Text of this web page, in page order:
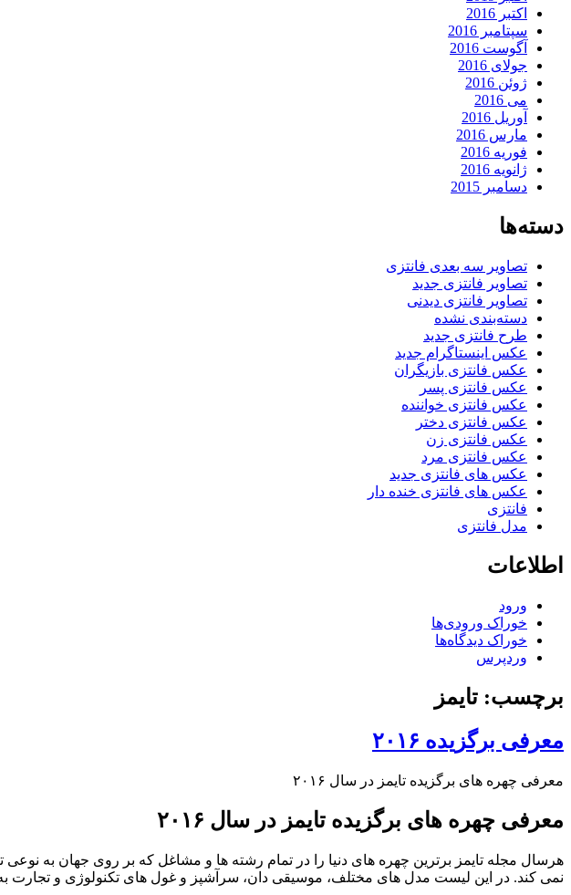
اکتبر 2016
سپتامبر 2016
آگوست 2016
جولای 2016
ژوئن 2016
می 2016
آوریل 2016
مارس 2016
فوریه 2016
ژانویه 2016
دسامبر 2015
دسته‌ها
تصاویر سه بعدی فانتزی
تصاویر فانتزی جدید
تصاویر فانتزی دیدنی
دسته‌بندی نشده
طرح فانتزی جدید
عکس اینستاگرام جدید
عکس فانتزی بازیگران
عکس فانتزی پسر
عکس فانتزی خواننده
عکس فانتزی دختر
عکس فانتزی زن
عکس فانتزی مرد
عکس های فانتزی جدید
عکس های فانتزی خنده دار
فانتزی
مدل فانتزی
اطلاعات
ورود
خوراک ورودی‌ها
خوراک دیدگاه‌ها
وردپرس
برچسب: تایمز
معرفی برگزیده ۲۰۱۶
معرفی چهره های برگزیده تایمز در سال ۲۰۱۶
معرفی چهره های برگزیده تایمز در سال ۲۰۱۶
هرسال مجله تایمز برترین چهره های دنیا را در تمام رشته ها و مشاغل که بر روی جهان به نوعی
نمی کند. در این لیست مدل های مختلف، موسیقی دان، سرآشپز و غول های تکنولوژی و